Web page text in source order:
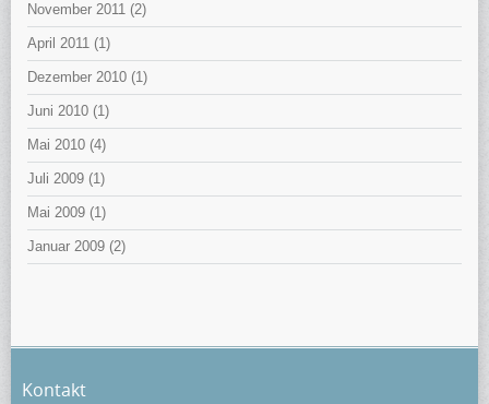
November 2011 (2)
April 2011 (1)
Dezember 2010 (1)
Juni 2010 (1)
Mai 2010 (4)
Juli 2009 (1)
Mai 2009 (1)
Januar 2009 (2)
Kontakt